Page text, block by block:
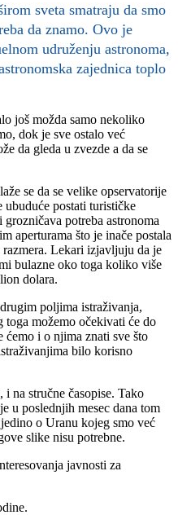
sveta smatraju da smo
da znamo. Ovo je
udruženju astronoma,
zajednica toplo
još možda samo nekoliko
dok je sve ostalo već
da gleda u zvezde a da se
se da se velike opservatorije
ubuduće postati turističke
potreba astronoma
aperturama što je inače postala
Lekari izjavljuju da je
bulazne oko toga koliko više
dolara.
poljima istraživanja,
toga možemo očekivati će do
ćemo i o njima znati sve što
bilo korisno
i na stručne časopise. Tako
u poslednjih mesec dana tom
o Uranu kojeg smo već
slike nisu potrebne.
javnosti za